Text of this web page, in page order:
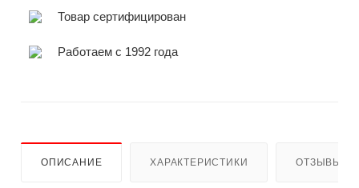
Товар сертифицирован
Работаем с 1992 года
ОПИСАНИЕ ХАРАКТЕРИСТИКИ ОТЗЫВЫ